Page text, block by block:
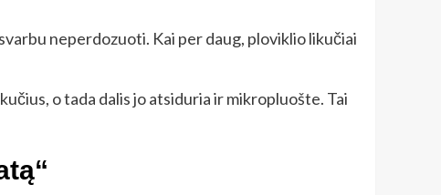
neperdozuoti. Kai per daug, ploviklio likučiai
o tada dalis jo atsiduria ir mikropluošte. Tai